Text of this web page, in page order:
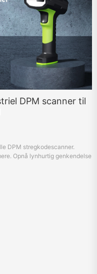
DPM scanner til
DPM stregkodescanner.
Opnå lynhurtig genkendelse